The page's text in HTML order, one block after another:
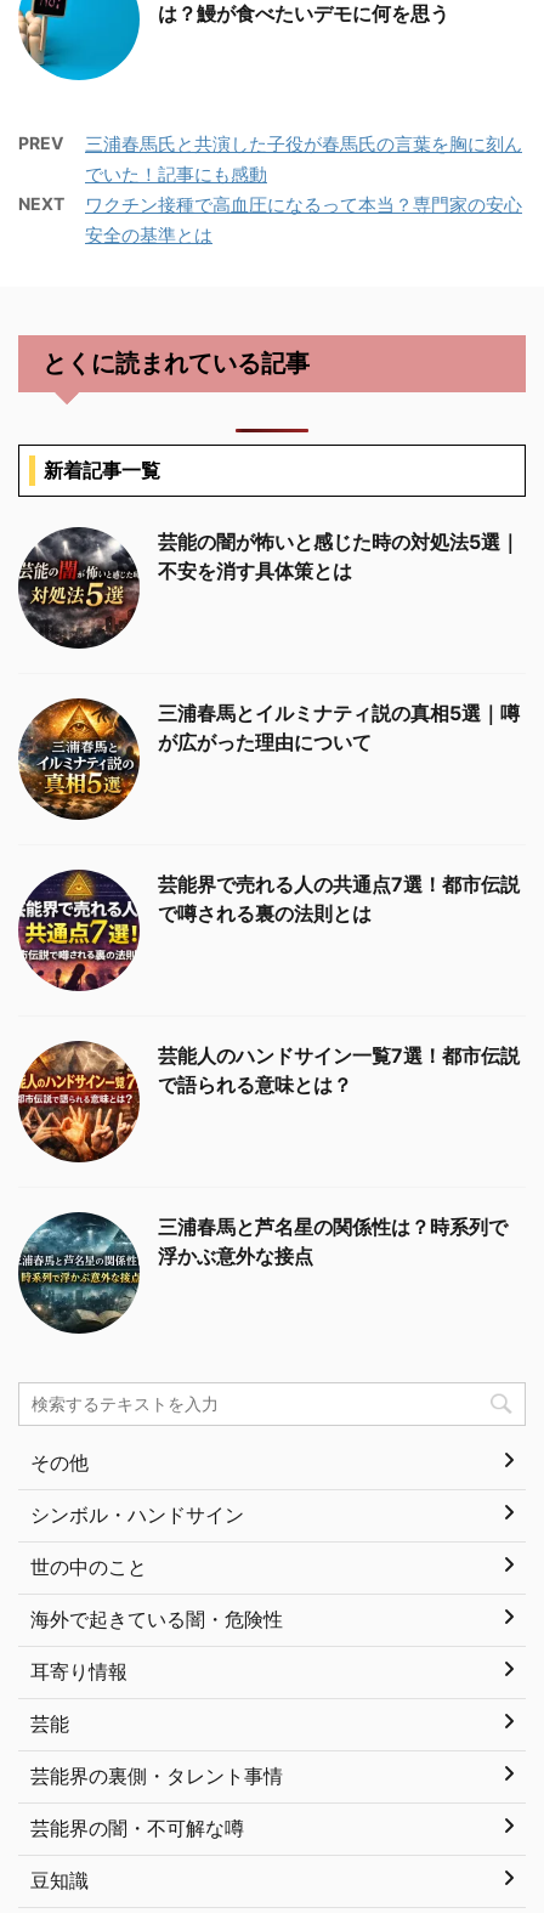
は？鰻が食べたいデモに何を思う
PREV
三浦春馬氏と共演した子役が春馬氏の言葉を胸に刻ん
でいた！記事にも感動
NEXT
ワクチン接種で高血圧になるって本当？専門家の安心
安全の基準とは
とくに読まれている記事
新着記事一覧
芸能の闇が怖いと感じた時の対処法5選｜
不安を消す具体策とは
三浦春馬とイルミナティ説の真相5選｜噂
が広がった理由について
芸能界で売れる人の共通点7選！都市伝説
で噂される裏の法則とは
芸能人のハンドサイン一覧7選！都市伝説
で語られる意味とは？
三浦春馬と芦名星の関係性は？時系列で
浮かぶ意外な接点
その他
シンボル・ハンドサイン
世の中のこと
海外で起きている闇・危険性
耳寄り情報
芸能
芸能界の裏側・タレント事情
芸能界の闇・不可解な噂
豆知識